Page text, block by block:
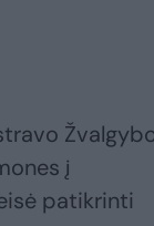
į
patikrinti